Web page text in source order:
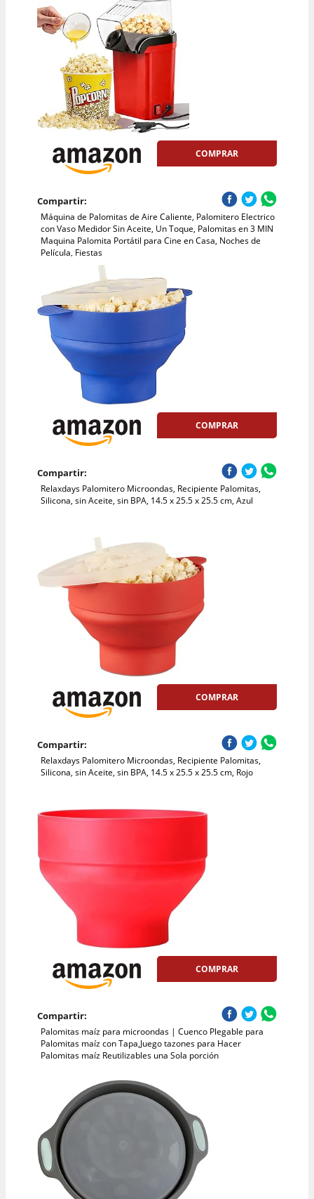
COMPRAR
Compartir:
Máquina de Palomitas de Aire Caliente, Palomitero Electrico
con Vaso Medidor Sin Aceite, Un Toque, Palomitas en 3 MIN
Maquina Palomita Portátil para Cine en Casa, Noches de
Película, Fiestas
COMPRAR
Compartir:
Relaxdays Palomitero Microondas, Recipiente Palomitas,
Silicona, sin Aceite, sin BPA, 14.5 x 25.5 x 25.5 cm, Azul
COMPRAR
Compartir:
Relaxdays Palomitero Microondas, Recipiente Palomitas,
Silicona, sin Aceite, sin BPA, 14.5 x 25.5 x 25.5 cm, Rojo
COMPRAR
Compartir:
Palomitas maíz para microondas | Cuenco Plegable para
Palomitas maíz con Tapa,Juego tazones para Hacer
Palomitas maíz Reutilizables una Sola porción